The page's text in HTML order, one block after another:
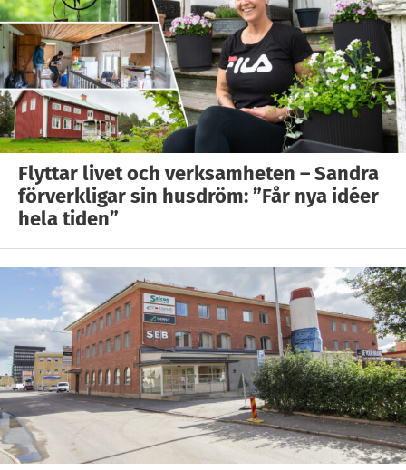
Flyttar livet och verksamheten – Sandra
förverkligar sin husdröm: ”Får nya idéer
hela tiden”